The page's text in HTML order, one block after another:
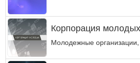
Корпорация
Молодежные